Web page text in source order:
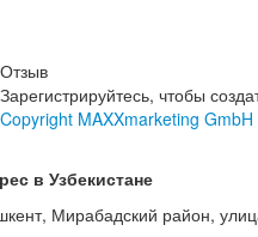
Отзыв
Зарегистрируйтесь, чтобы
Copyright MAXXmarketing GmbH
в Узбекистане
Мирабадский район,